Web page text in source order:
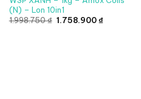
(N) – Lon 10in1
1.998.750₫ Giá
1.758.900₫Giá